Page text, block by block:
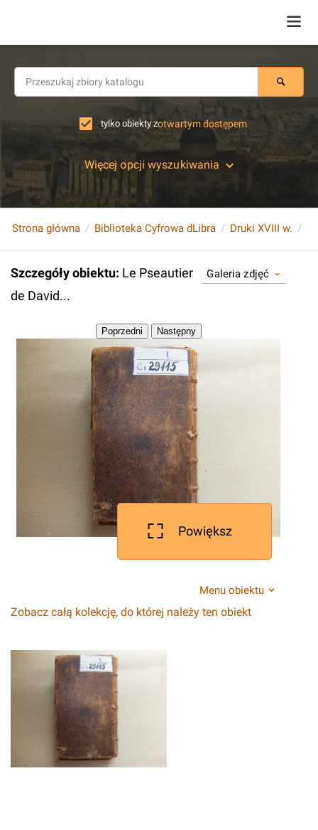
tylko obiekty zotwartym dostępem
Więcej opcji wyszukiwania
Strona główna Biblioteka Cyfrowa dLibra Druki XVIII w.
Szczegóły obiektu: Le Pseautier
de David...
Galeria zdjęć
Powiększ
Menu obiektu
Zobacz całą kolekcję, do której należy ten obiekt